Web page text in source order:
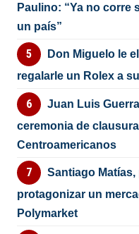
Paulino: “Ya no corre
un país”
Don Miguelo le
regalarle un Rolex a
Juan Luis
ceremonia de
Centroamericanos
Santiago
protagonizar un
Polymarket